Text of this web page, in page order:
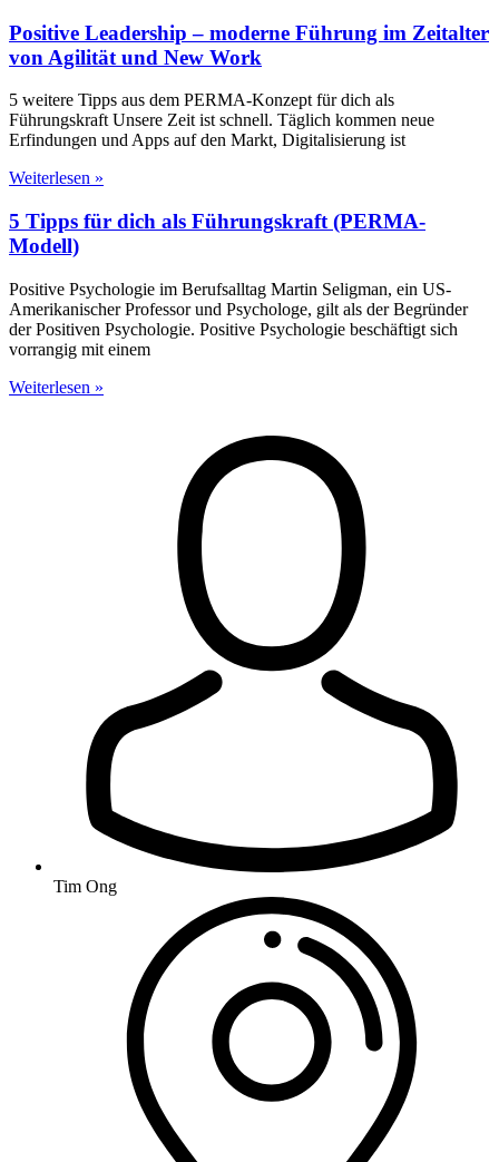
Positive Leadership – moderne Führung im Zeitalter
von Agilität und New Work
5 weitere Tipps aus dem PERMA-Konzept für dich als
Führungskraft Unsere Zeit ist schnell. Täglich kommen neue
Erfindungen und Apps auf den Markt, Digitalisierung ist
Weiterlesen »
5 Tipps für dich als Führungskraft (PERMA-
Modell)
Positive Psychologie im Berufsalltag Martin Seligman, ein US-
Amerikanischer Professor und Psychologe, gilt als der Begründer
der Positiven Psychologie. Positive Psychologie beschäftigt sich
vorrangig mit einem
Weiterlesen »
Tim Ong